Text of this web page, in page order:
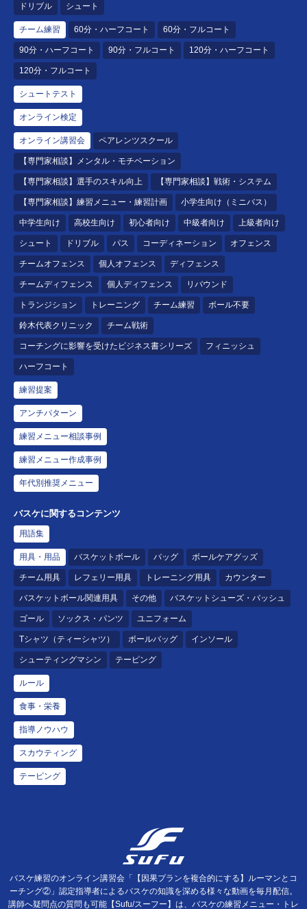
ドリブル シュート
チーム練習 60分・ハーフコート 60分・フルコート
90分・ハーフコート 90分・フルコート 120分・ハーフコート
120分・フルコート
シュートテスト
オンライン検定
オンライン講習会 ペアレンツスクール
【専門家相談】メンタル・モチベーション
【専門家相談】選手のスキル向上 【専門家相談】戦術・システム
【専門家相談】練習メニュー・練習計画 小学生向け（ミニバス）
中学生向け 高校生向け 初心者向け 中級者向け 上級者向け
シュート ドリブル パス コーディネーション オフェンス
チームオフェンス 個人オフェンス ディフェンス
チームディフェンス 個人ディフェンス リバウンド
トランジション トレーニング チーム練習 ボール不要
鈴木代表クリニック チーム戦術
コーチングに影響を受けたビジネス書シリーズ フィニッシュ
ハーフコート
練習提案
アンチパターン
練習メニュー相談事例
練習メニュー作成事例
年代別推奨メニュー
バスケに関するコンテンツ
用語集
用具・用品 バスケットボール バッグ ボールケアグッズ
チーム用具 レフェリー用具 トレーニング用具 カウンター
バスケットボール関連用具 その他 バスケットシューズ・バッシュ
ゴール ソックス・パンツ ユニフォーム
Tシャツ（ティーシャツ） ボールバッグ インソール
シューティングマシン テーピング
ルール
食事・栄養
指導ノウハウ
スカウティング
テーピング
バスケ練習のオンライン講習会「【因果プランを複合的にする】ルーマンとコ
ーチング②」認定指導者によるバスケの知識を深める様々な動画を毎月配信。
講師へ疑問点の質問も可能【Sufu/スーフー】は、バスケの練習メニュー・トレ